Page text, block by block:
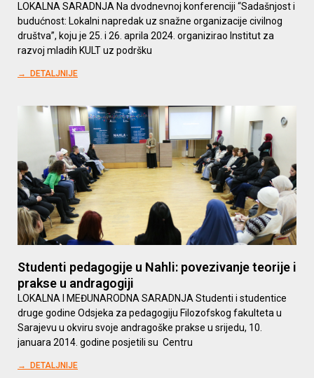
LOKALNA SARADNJA Na dvodnevnoj konferenciji “Sadašnjost i
budućnost: Lokalni napredak uz snažne organizacije civilnog
društva”, koju je 25. i 26. aprila 2024. organizirao Institut za
razvoj mladih KULT uz podršku
→ DETALJNIJE
Studenti pedagogije u Nahli: povezivanje teorije i
prakse u andragogiji
LOKALNA I MEĐUNARODNA SARADNJA Studenti i studentice
druge godine Odsjeka za pedagogiju Filozofskog fakulteta u
Sarajevu u okviru svoje andragoške prakse u srijedu, 10.
januara 2014. godine posjetili su Centru
→ DETALJNIJE